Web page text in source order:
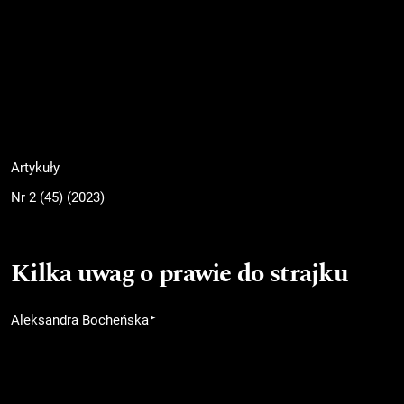
Artykuły
Nr 2 (45) (2023)
Kilka uwag o prawie do strajku
Aleksandra Bocheńska▸